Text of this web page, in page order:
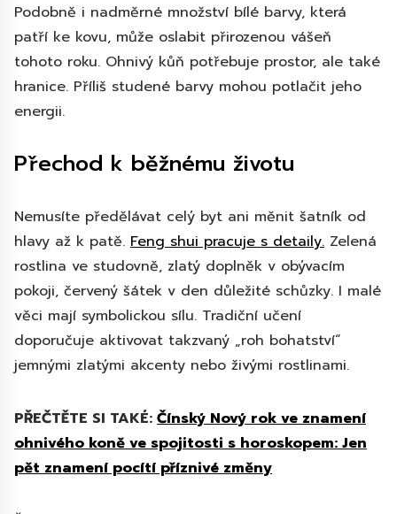
Podobně i nadměrné množství bílé barvy, která
patří ke kovu, může oslabit přirozenou vášeň
tohoto roku. Ohnivý kůň potřebuje prostor, ale také
hranice. Příliš studené barvy mohou potlačit jeho
energii.
Přechod k běžnému životu
Nemusíte předělávat celý byt ani měnit šatník od
hlavy až k patě. Feng shui pracuje s detaily. Zelená
rostlina ve studovně, zlatý doplněk v obývacím
pokoji, červený šátek v den důležité schůzky. I malé
věci mají symbolickou sílu. Tradiční učení
doporučuje aktivovat takzvaný „roh bohatství“
jemnými zlatými akcenty nebo živými rostlinami.
PŘEČTĚTE SI TAKÉ: Čínský Nový rok ve znamení
ohnivého koně ve spojitosti s horoskopem: Jen
pět znamení pocítí příznivé změny